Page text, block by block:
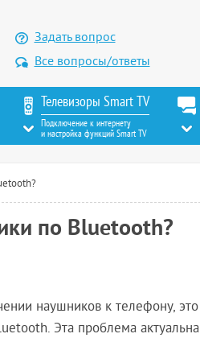
Телевизоры Smart TV
Подключение к интернету
и настройка функций Smart TV
Задать вопрос
Все вопросы/ответы
по Bluetooth?
наушников к телефону, это
Эта проблема актуальна